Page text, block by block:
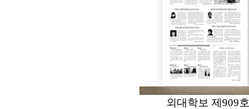
외대학보 제909호